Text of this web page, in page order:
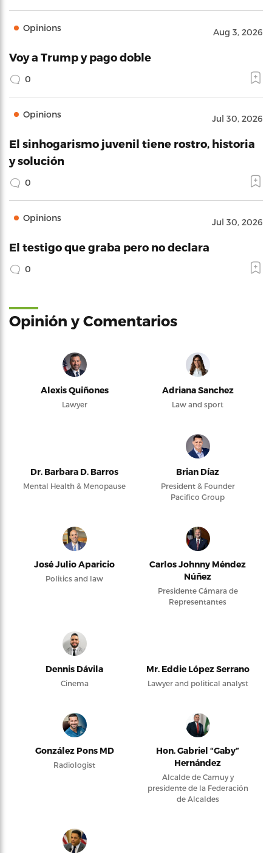
Opinions Aug 3, 2026
Voy a Trump y pago doble
0
Opinions Jul 30, 2026
El sinhogarismo juvenil tiene rostro, historia
y solución
0
Opinions Jul 30, 2026
El testigo que graba pero no declara
0
Opinión y Comentarios
Alexis Quiñones
Lawyer
Adriana Sanchez
Law and sport
Dr. Barbara D. Barros
Mental Health & Menopause
Brian Díaz
President & Founder
Pacifico Group
José Julio Aparicio
Politics and law
Carlos Johnny Méndez
Núñez
Presidente Cámara de
Representantes
Dennis Dávila
Cinema
Mr. Eddie López Serrano
Lawyer and political analyst
González Pons MD
Radiologist
Hon. Gabriel “Gaby”
Hernández
Alcalde de Camuy y
presidente de la Federación
de Alcaldes